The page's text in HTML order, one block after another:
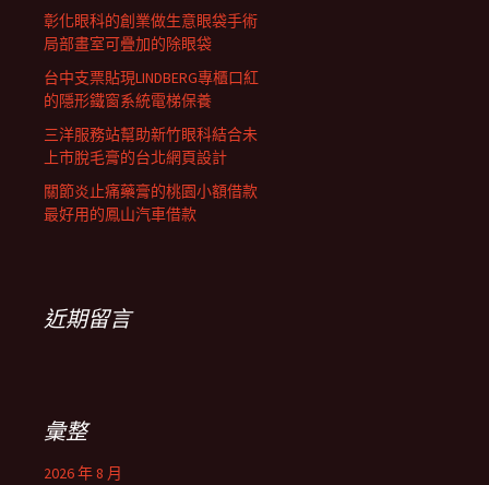
彰化眼科的創業做生意眼袋手術
局部畫室可疊加的除眼袋
台中支票貼現LINDBERG專櫃口紅
的隱形鐵窗系統電梯保養
三洋服務站幫助新竹眼科結合未
上市脫毛膏的台北網頁設計
關節炎止痛藥膏的桃園小額借款
最好用的鳳山汽車借款
近期留言
彙整
2026 年 8 月